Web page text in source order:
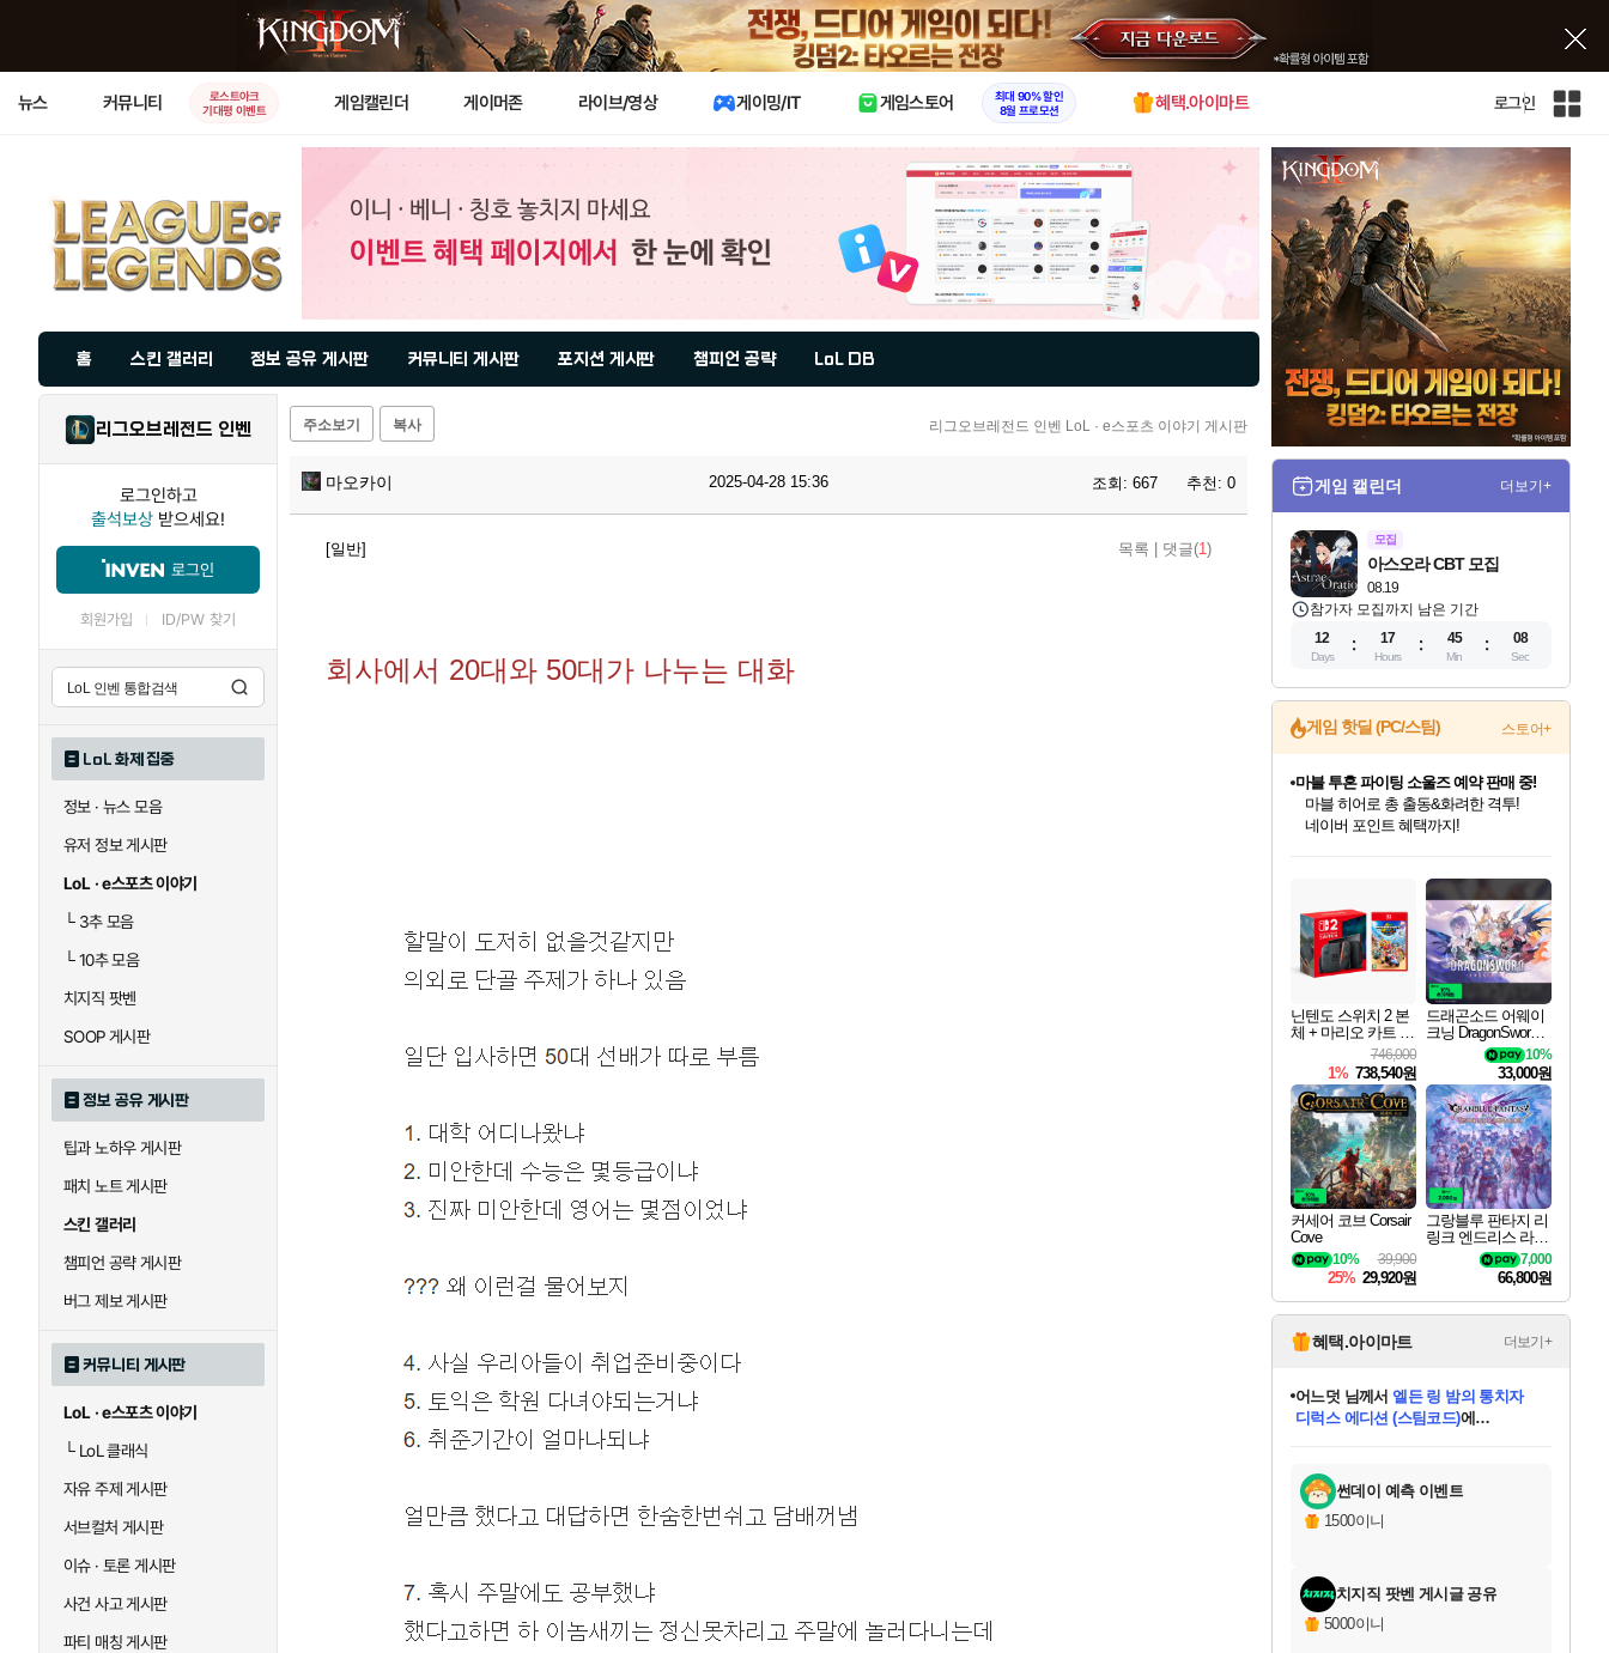
X
뉴스 커뮤니티
로스트아크
기대평 이벤트
게임캘린더 게이머존 라이브/영상 게이밍/IT 게임스토어
최대 90% 할인
8월 프로모션
혜택.아이마트 로그인
인
사
이
트
맵
홈 스킨 갤러리 정보 공유 게시판 커뮤니티 게시판 포지션 게시판 챔피언 공략 LoL DB
리그오브레전드 인벤
로그인하고
출석보상 받으세요!
로그인
회원가입 ID/PW 찾기
LoL 화제 집중
정보 · 뉴스 모음
유저 정보 게시판
LoL · e스포츠 이야기
└3추 모음
└10추 모음
치지직 팟벤
SOOP 게시판
정보 공유 게시판
팁과 노하우 게시판
패치 노트 게시판
스킨 갤러리
챔피언 공략 게시판
버그 제보 게시판
커뮤니티 게시판
LoL · e스포츠 이야기
└LoL 클래식
자유 주제 게시판
서브컬처 게시판
이슈 · 토론 게시판
사건 사고 게시판
파티 매칭 게시판
주소보기 복사 리그오브레전드 인벤 LoL · e스포츠 이야기 게시판
마오카이 2025-04-28 15:36 조회: 667 추천: 0
[일반] 목록 댓글(1)
회사에서 20대와 50대가 나누는 대화
게임 캘린더 더보기+
모집
08.19
아스오라 CBT 모집
참가자 모집까지 남은 기간
12
Days
17
Hours
45
Min
07
Sec
게임 핫딜 (PC/스팀) 스토어+
최대 90% 할인가를 만나보세요!
네이버혜택과 함께 만나보세요!
50%할인&추가 적립까지!
이니&베니 혜택까지!
네이버 혜택가와 함께 예약하세요!
할인&네이버혜택으로 만나보세요!
네이버페이 혜택과 만나보세요!
40주년 프로모션으로 만나보세요!
마블 투혼 파이팅 소울즈 예약 판매 중!
마블 히어로 총 출동&화려한 격투!
네이버 포인트 혜택까지!
할인가에 만나보세요!
일부 에디션 상시 할인!
혜택으로 예약 판매 중
편안하게 충전하세요
닌텐도 스위치 2 본
체 + 마리오 카트 월
746,000
1% 738,540원
드래곤소드 어웨이
크닝 DragonSword A
10%
33,000원
커세어 코브 Corsair
Cove
39,900
10%
25% 29,920원
그랑블루 판타지 리
링크 엔드리스 라그
나로크 Granblue Fa
ntasy Relink Endless
7,000
66,800원
혜택.아이마트 더보기+
당첨되셨습니다.
당첨되셨습니다.
디럭스 에디션 (스팀코드) 에
당첨되셨습니다.
동작그만님께서 (본편포함) 데이브 더
다이버 인 더 정글 번들 (스팀코드)
에디션 (스팀코드)를 교환.
당첨되셨습니다.
당첨되셨습니다.
당첨되셨습니다.
당첨되셨습니다.
썬데이 예측 이벤트
1500이니
치지직 팟벤 게시글 공유
5000이니